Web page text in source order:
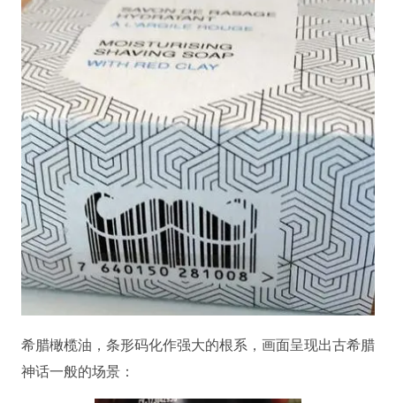
希腊橄榄油，条形码化作强大的根系，画面呈现出古希腊
神话一般的场景：